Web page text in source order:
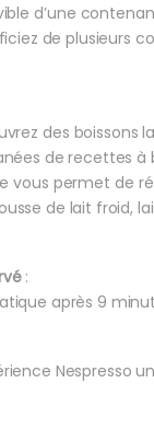
d’une
de plusieurs
des boissons
de recettes à
vous permet de
de lait froid,
:
après 9
Nespresso